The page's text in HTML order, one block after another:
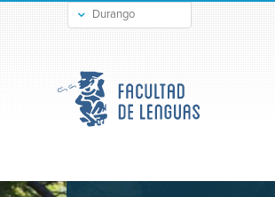
Durango
Gómez Palacio